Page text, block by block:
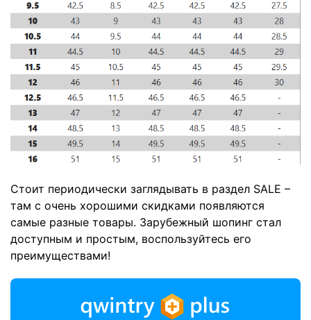
Стоит периодически заглядывать в раздел SALE –
там с очень хорошими скидками появляются
самые разные товары. Зарубежный шопинг стал
доступным и простым, воспользуйтесь его
преимуществами!